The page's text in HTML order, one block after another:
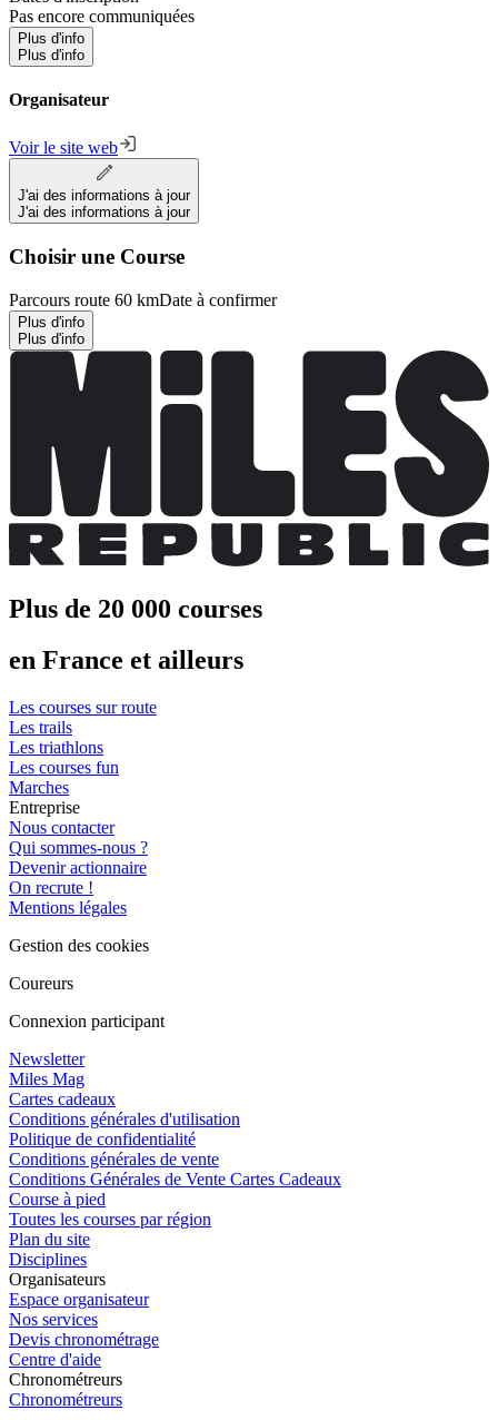
Pas encore communiquées
Plus d'info
Plus d'info
Organisateur
Voir le site web
J'ai des informations à jour
J'ai des informations à jour
Choisir une Course
Parcours route 60 kmDate à confirmer
Plus d'info
Plus d'info
Plus de 20 000 courses
en France et ailleurs
Les courses sur route
Les trails
Les triathlons
Les courses fun
Marches
Entreprise
Nous contacter
Qui sommes-nous ?
Devenir actionnaire
On recrute !
Mentions légales
Gestion des cookies
Coureurs
Connexion participant
Newsletter
Miles Mag
Cartes cadeaux
Conditions générales d'utilisation
Politique de confidentialité
Conditions générales de vente
Conditions Générales de Vente Cartes Cadeaux
Course à pied
Toutes les courses par région
Plan du site
Disciplines
Organisateurs
Espace organisateur
Nos services
Devis chronométrage
Centre d'aide
Chronométreurs
Chronométreurs